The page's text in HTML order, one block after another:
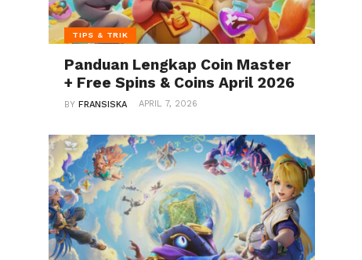
TIPS & TRIK
Panduan Lengkap Coin Master
+ Free Spins & Coins April 2026
BYFRANSISKA APRIL 7, 2026